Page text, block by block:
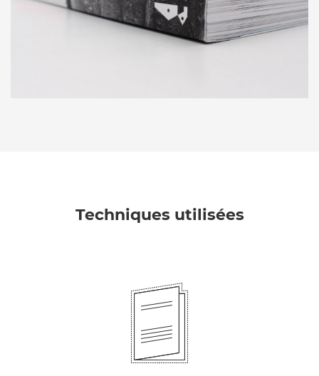
Techniques utilisées